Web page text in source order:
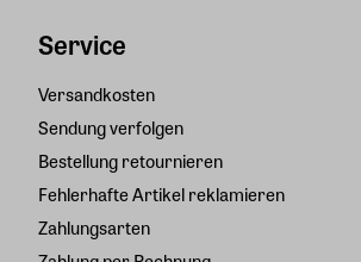
Service
Versandkosten
Sendung verfolgen
Bestellung retournieren
Fehlerhafte Artikel reklamieren
Zahlungsarten